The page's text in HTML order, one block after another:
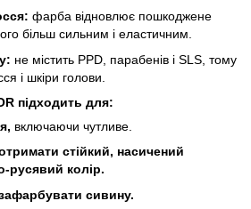
фарба відновлює пошкоджене
більш сильним і еластичним.
не містить PPD, парабенів і SLS, тому
і шкіри голови.
підходить для:
включаючи чутливе.
стійкий, насичений
русявий колір.
сивину.